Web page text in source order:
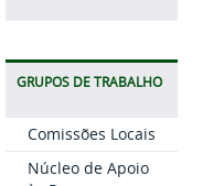
GRUPOS DE TRABALHO
Comissões Locais
Núcleo de Apoio